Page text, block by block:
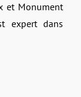
et Monument
expert dans